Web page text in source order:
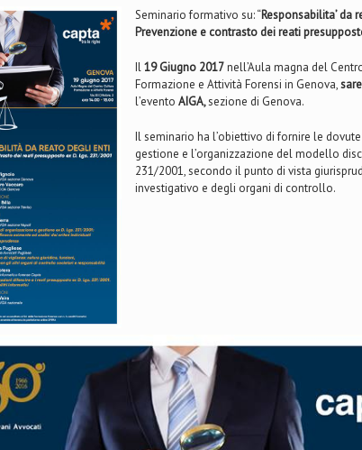
Seminario formativo su: “Responsabilita’ da
Prevenzione e contrasto dei reati
Il19 Giugno 2017nell’Aula magna del
Formazione e Attività Forensi in Genova,
l’evento AIGA,sezione di Genova.
Il seminario ha l’obiettivo di fornire le
gestione e l’organizzazione del modello
231/2001, secondo il punto di vista
investigativo e degli organi di controllo.